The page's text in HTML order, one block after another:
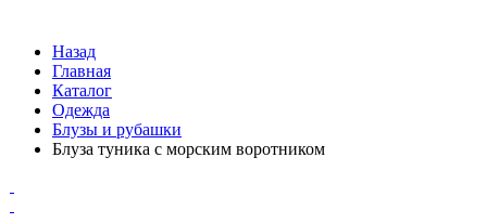
Назад
Главная
Каталог
Одежда
Блузы и рубашки
Блуза туника с морским воротником